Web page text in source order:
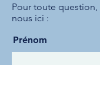
Pour toute question,
nous ici :
Prénom